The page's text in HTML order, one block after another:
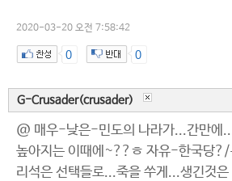
2020-03-20 오전 7:58:42
0 0
G-Crusader(crusader)
@ 매우-낮은-민도의 나라가...간만에
높아지는 이때에~??ㅎ 자유-한국당?/
리석은 선택들로...죽을 쑤게...생긴것